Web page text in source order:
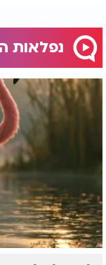
נפלאות